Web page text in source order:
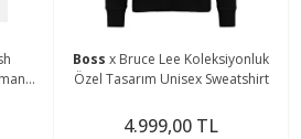
Boss x Bruce Lee Koleksiyonluk
Özel Tasarım Unisex Sweatshirt
4.999,00 TL